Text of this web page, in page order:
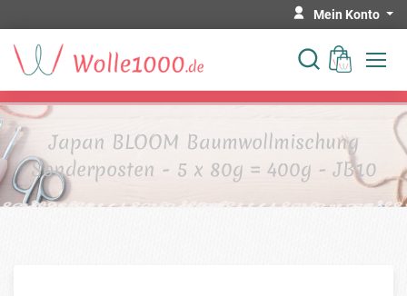
Mein Konto
Japan BLOOM Baumwollmischung
Sonderposten - 5 x 80g = 400g - JB10